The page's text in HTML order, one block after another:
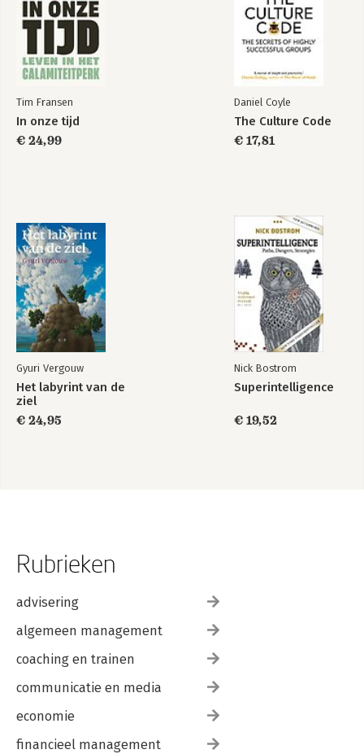
Tim Fransen
In onze tijd
€ 24,99
Daniel Coyle
The Culture Code
€ 17,81
Gyuri Vergouw
Het labyrint van de
ziel
€ 24,95
Nick Bostrom
Superintelligence
€ 19,52
Rubrieken
advisering
algemeen management
coaching en trainen
communicatie en media
economie
financieel management